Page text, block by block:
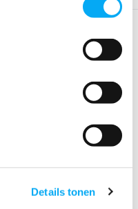
Details tonen
the Dot achterplaat
voor voorraad info